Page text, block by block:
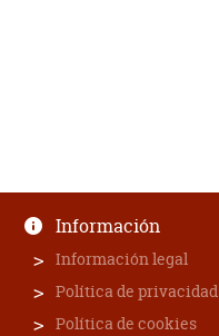
Información
Información legal
Política de privacidad
Política de cookies